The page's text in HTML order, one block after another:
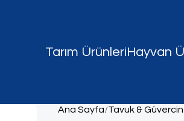
Tarım ÜrünleriHayvan
Ana Sayfa Tavuk & Güvercin